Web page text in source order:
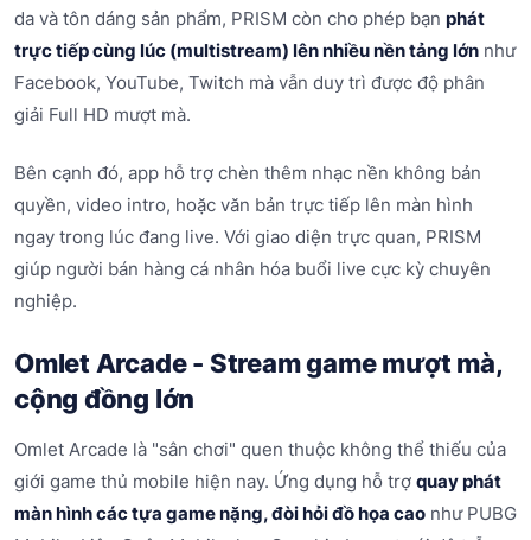
da và tôn dáng sản phẩm, PRISM còn cho phép bạn phát
trực tiếp cùng lúc (multistream) lên nhiều nền tảng lớn như
Facebook, YouTube, Twitch mà vẫn duy trì được độ phân
giải Full HD mượt mà.
Bên cạnh đó, app hỗ trợ chèn thêm nhạc nền không bản
quyền, video intro, hoặc văn bản trực tiếp lên màn hình
ngay trong lúc đang live. Với giao diện trực quan, PRISM
giúp người bán hàng cá nhân hóa buổi live cực kỳ chuyên
nghiệp.
Omlet Arcade - Stream game mượt mà,
cộng đồng lớn
Omlet Arcade là "sân chơi" quen thuộc không thể thiếu của
giới game thủ mobile hiện nay. Ứng dụng hỗ trợ quay phát
màn hình các tựa game nặng, đòi hỏi đồ họa cao như PUBG